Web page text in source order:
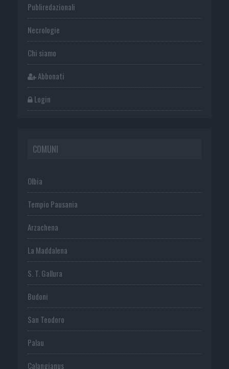
Publiredazionali
Necrologie
Chi siamo
Abbonati
Login
COMUNI
Olbia
Tempio Pausania
Arzachena
La Maddalena
S. T. Gallura
Budoni
San Teodoro
Palau
Calangianus